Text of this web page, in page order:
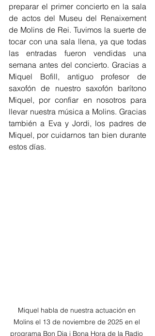
preparar el primer concierto en la sala
de actos del Museu del Renaixement
de Molins de Rei. Tuvimos la suerte de
tocar con una sala llena, ya que todas
las entradas fueron vendidas una
semana antes del concierto. Gracias a
Miquel Bofill, antiguo profesor de
saxofón de nuestro saxofón barítono
Miquel, por confiar en nosotros para
llevar nuestra música a Molins. Gracias
también a Eva y Jordi, los padres de
Miquel, por cuidarnos tan bien durante
estos días.
Miquel habla de nuestra actuación en
Molins el 13 de noviembre de 2025 en el
programa Bon Dia i Bona Hora de la Radio